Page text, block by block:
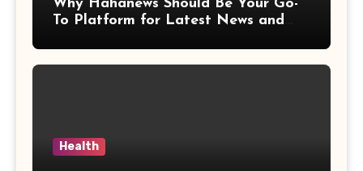
Why Hahanews Should Be Your Go-
To Platform for Latest News and
Health